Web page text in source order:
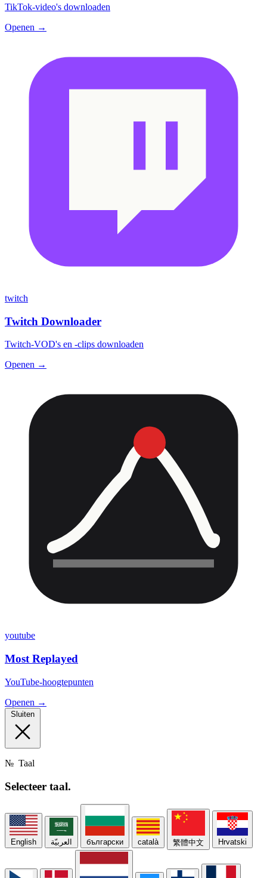
TikTok-video's downloaden
Openen →
twitch
Twitch Downloader
Twitch-VOD's en -clips downloaden
Openen →
youtube
Most Replayed
YouTube-hoogtepunten
Openen →
Sluiten
№ Taal
Selecteer taal.
English العربيّة български català 繁體中文 Hrvatski